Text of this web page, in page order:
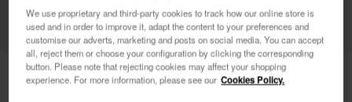
Havaianas Paréo
je veux 10% de
réduction
We use proprietary and third-party cookies to track how our online store is
used and in order to improve it, adapt the content to your preferences and
customise our adverts, marketing and posts on social media. You can accept
all, reject them or choose your configuration by clicking the corresponding
button. Please note that rejecting cookies may affect your shopping
experience. For more information, please see our Cookies Policy.